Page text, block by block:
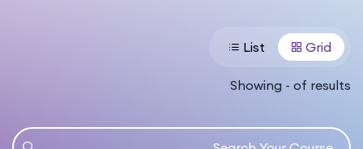
Grid
List
Showing - of results